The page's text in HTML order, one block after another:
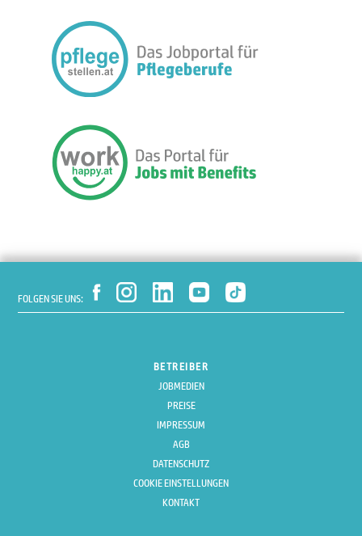
FOLGEN SIE UNS:
BETREIBER
JOBMEDIEN
PREISE
IMPRESSUM
AGB
DATENSCHUTZ
COOKIE EINSTELLUNGEN
KONTAKT